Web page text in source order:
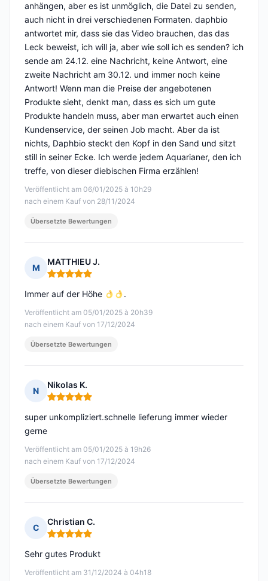
Veröffentlicht am 06/01/2025 à 10h29
nach einem Kauf von 28/11/2024
anhängen, aber es ist unmöglich, die Datei zu senden,
auch nicht in drei verschiedenen Formaten. daphbio
antwortet mir, dass sie das Video brauchen, das das
Leck beweist, ich will ja, aber wie soll ich es senden? ich
sende am 24.12. eine Nachricht, keine Antwort, eine
zweite Nachricht am 30.12. und immer noch keine
Antwort! Wenn man die Preise der angebotenen
Produkte sieht, denkt man, dass es sich um gute
Produkte handeln muss, aber man erwartet auch einen
Kundenservice, der seinen Job macht. Aber da ist
nichts, Daphbio steckt den Kopf in den Sand und sitzt
still in seiner Ecke. Ich werde jedem Aquarianer, den ich
treffe, von dieser diebischen Firma erzählen!
Übersetzte Bewertungen
M
MATTHIEU J.
Hinweis: 5 von 5
Veröffentlicht am 05/01/2025 à 20h39
nach einem Kauf von 17/12/2024
Immer auf der Höhe .
Übersetzte Bewertungen
N
Nikolas K.
Hinweis: 5 von 5
Veröffentlicht am 05/01/2025 à 19h26
nach einem Kauf von 17/12/2024
super unkompliziert.schnelle lieferung immer wieder
gerne
Übersetzte Bewertungen
C
Christian C.
Hinweis: 5 von 5
Veröffentlicht am 31/12/2024 à 04h18
Sehr gutes Produkt